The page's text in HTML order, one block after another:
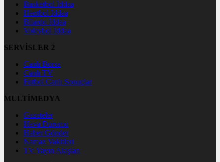
Basketbol İddaa
Hentbol İddaa
Bilardo İddaa
Voleybol İddaa
SERVİSLER 2
Canlı Borsa
Canlı TV
Futbol Canlı Sonuçlar
MULTİMEDYA
Gazeteler
Hava Durumu
Haber Gönder
Namaz Vakitleri
TV Yayın Akışları